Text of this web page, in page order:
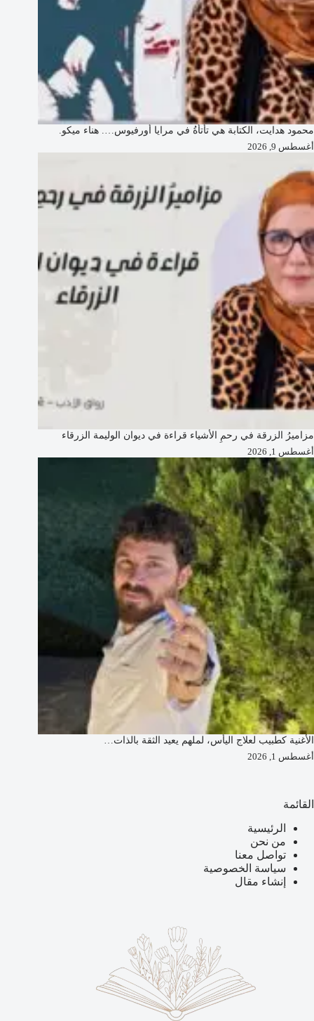
محمود هدايت، الكتابة هي تأتأةُ في مرايا أورفيوس…. هناء ميكو.
أغسطس 9, 2026
مزاميرُ الزرقة في رحمِ الأشياء قراءة في ديوان الوليمة الزرقاء
أغسطس 1, 2026
الأغنية كطبيب لعلاج اليأس، لملهم يعيد الثقة بالذات…
أغسطس 1, 2026
القائمة
الرئيسية
من نحن
تواصل معنا
سياسة الخصوصية
إنشاء مقال